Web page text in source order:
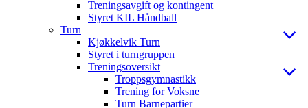
Treningsavgift og kontingent
Styret KIL Håndball
Turn
Kjøkkelvik Turn
Styret i turngruppen
Treningsoversikt
Troppsgymnastikk
Trening for Voksne
Turn Barnepartier